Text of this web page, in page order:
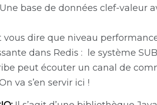
base de données clef-valeur
vous dire que niveau
dans Redis : le système
peut écouter un canal de
va s’en servir ici !